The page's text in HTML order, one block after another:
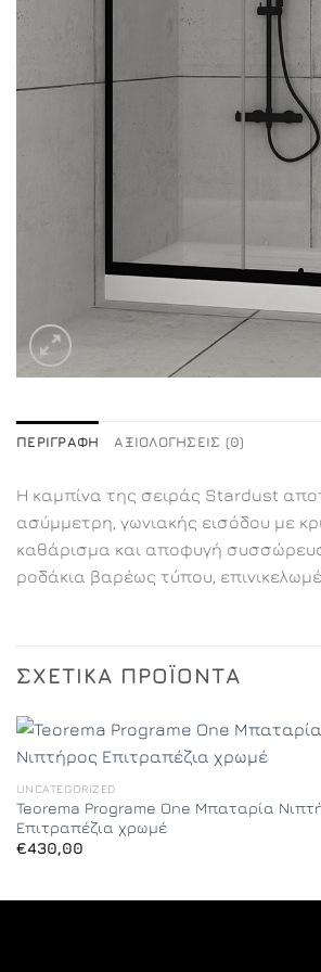
ΠΕΡΙΓΡΑΦΉ ΑΞΙΟΛΟΓΉΣΕΙΣ (0)
Η καμπίνα της σειράς Stardust
ασύμμετρη, γωνιακής εισόδου με
καθάρισμα και αποφυγή
ροδάκια βαρέως τύπου,
ΣΧΕΤΙΚΆ ΠΡΟΪΌΝΤΑ
UNCATEGORIZED
Teorema Programe One Μπαταρία
Επιτραπέζια χρωμέ
€430,00